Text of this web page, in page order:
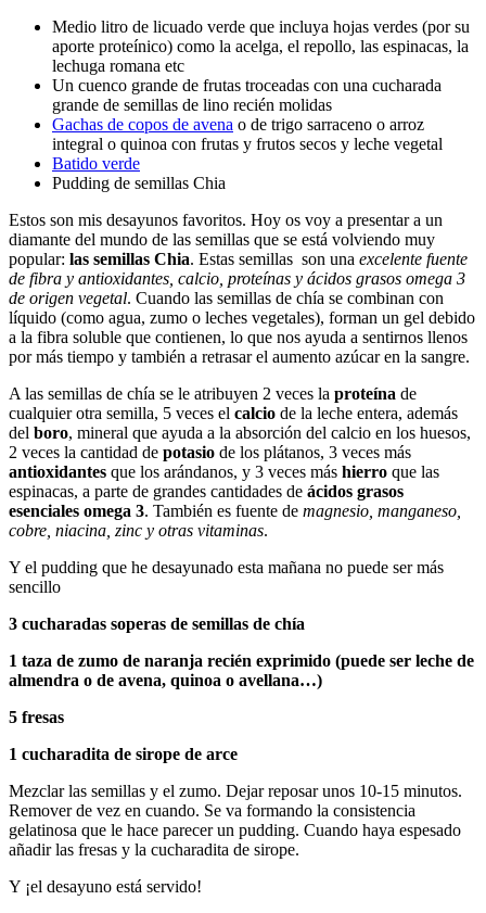
Medio litro de licuado verde que incluya hojas verdes (por su
aporte proteínico) como la acelga, el repollo, las espinacas, la
lechuga romana etc
Un cuenco grande de frutas troceadas con una cucharada
grande de semillas de lino recién molidas
Gachas de copos de avena o de trigo sarraceno o arroz
integral o quinoa con frutas y frutos secos y leche vegetal
Batido verde
Pudding de semillas Chia
Estos son mis desayunos favoritos. Hoy os voy a presentar a un
diamante del mundo de las semillas que se está volviendo muy
popular: las semillas Chia. Estas semillas son una excelente fuente
de fibra y antioxidantes, calcio, proteínas y ácidos grasos omega 3
de origen vegetal. Cuando las semillas de chía se combinan con
líquido (como agua, zumo o leches vegetales), forman un gel debido
a la fibra soluble que contienen, lo que nos ayuda a sentirnos llenos
por más tiempo y también a retrasar el aumento azúcar en la sangre.
A las semillas de chía se le atribuyen 2 veces la proteína de
cualquier otra semilla, 5 veces el calcio de la leche entera, además
del boro, mineral que ayuda a la absorción del calcio en los huesos,
2 veces la cantidad de potasio de los plátanos, 3 veces más
antioxidantes que los arándanos, y 3 veces más hierro que las
espinacas, a parte de grandes cantidades de ácidos grasos
esenciales omega 3. También es fuente de magnesio, manganeso,
cobre, niacina, zinc y otras vitaminas.
Y el pudding que he desayunado esta mañana no puede ser más
sencillo
3 cucharadas soperas de semillas de chía
1 taza de zumo de naranja recién exprimido (puede ser leche de
almendra o de avena, quinoa o avellana…)
5 fresas
1 cucharadita de sirope de arce
Mezclar las semillas y el zumo. Dejar reposar unos 10-15 minutos.
Remover de vez en cuando. Se va formando la consistencia
gelatinosa que le hace parecer un pudding. Cuando haya espesado
añadir las fresas y la cucharadita de sirope.
Y ¡el desayuno está servido!